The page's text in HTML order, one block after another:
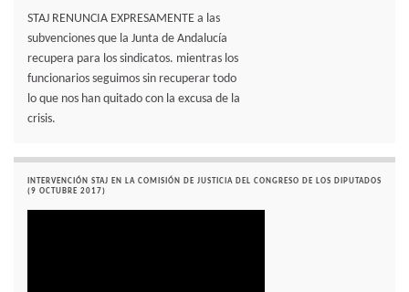
STAJ RENUNCIA EXPRESAMENTE a las
subvenciones que la Junta de Andalucía
recupera para los sindicatos. mientras los
funcionarios seguimos sin recuperar todo
lo que nos han quitado con la excusa de la
crisis.
INTERVENCIÓN STAJ EN LA COMISIÓN DE JUSTICIA DEL CONGRESO DE LOS DIPUTADOS
(9 OCTUBRE 2017)